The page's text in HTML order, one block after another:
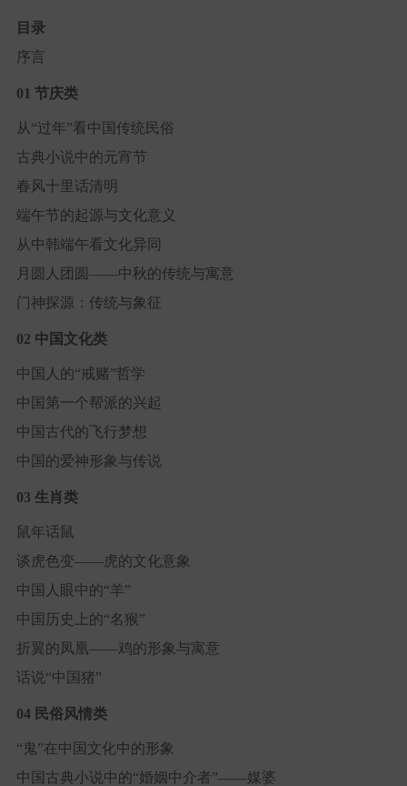
目录
序言
01 节庆类
从“过年”看中国传统民俗
古典小说中的元宵节
春风十里话清明
端午节的起源与文化意义
从中韩端午看文化异同
月圆人团圆——中秋的传统与寓意
门神探源：传统与象征
02 中国文化类
中国人的“戒赌”哲学
中国第一个帮派的兴起
中国古代的飞行梦想
中国的爱神形象与传说
03 生肖类
鼠年话鼠
谈虎色变——虎的文化意象
中国人眼中的“羊”
中国历史上的“名猴”
折翼的凤凰——鸡的形象与寓意
话说“中国猪”
04 民俗风情类
“鬼”在中国文化中的形象
中国古典小说中的“婚姻中介者”——媒婆